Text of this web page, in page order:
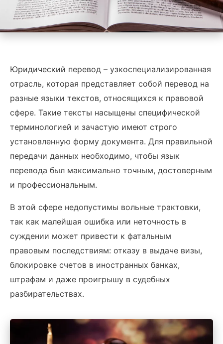
Юридический перевод – узкоспециализированная
отрасль, которая представляет собой перевод на
разные языки текстов, относящихся к правовой
сфере. Такие тексты насыщены специфической
терминологией и зачастую имеют строго
установленную форму документа. Для правильной
передачи данных необходимо, чтобы язык
перевода был максимально точным, достоверным
и профессиональным.
В этой сфере недопустимы вольные трактовки,
так как малейшая ошибка или неточность в
суждении может привести к фатальным
правовым последствиям: отказу в выдаче визы,
блокировке счетов в иностранных банках,
штрафам и даже проигрышу в судебных
разбирательствах.